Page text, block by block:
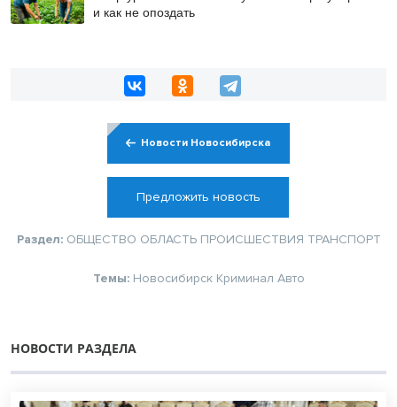
и как не опоздать
Новости Новосибирска
Предложить новость
Раздел: ОБЩЕСТВО ОБЛАСТЬ ПРОИСШЕСТВИЯ ТРАНСПОРТ
Темы: Новосибирск Криминал Авто
НОВОСТИ РАЗДЕЛА